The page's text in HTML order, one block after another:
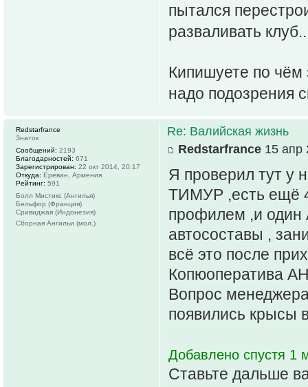
пытался
разваливать
Кипишуете по чём
надо подозрения
Re: Валийская жизнь
Redstarfrance 15 апр
Я проверил тут у
ТИМУР ,есть ещё
профилем ,и один
автосоставы ,
всё это после
Копюоператива
Вопрос
появились крысы
Добавлено спустя 1
Ставьте дальше
Redstarfrance
Знаток
Сообщений: 2193
Благодарностей: 671
Зарегистрирован: 22 окт 2014, 20:17
Откуда: Ереван, Армения
Рейтинг: 591
Болл Мистикс (Ангилья)
Бельфор (Франция)
Сривиджая (Индонезия)
Сборная Ангильи (мол.)